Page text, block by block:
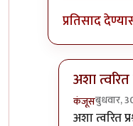
प्रतिसाद
अशा त्वरित
कंजूसबुधवार,
In reply to
अशा त्वरित